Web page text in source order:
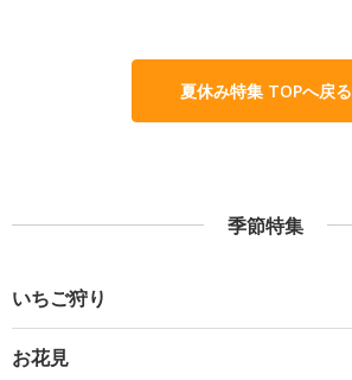
夏休み特集 TOPへ戻る
季節特集
いちご狩り
お花見